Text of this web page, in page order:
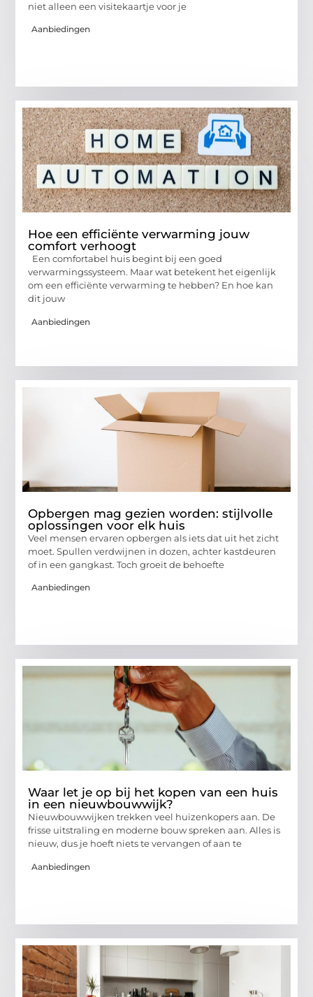
niet alleen een visitekaartje voor je
Aanbiedingen
Hoe een efficiënte verwarming jouw
comfort verhoogt
Een comfortabel huis begint bij een goed
verwarmingssysteem. Maar wat betekent het eigenlijk
om een efficiënte verwarming te hebben? En hoe kan
dit jouw
Aanbiedingen
Opbergen mag gezien worden: stijlvolle
oplossingen voor elk huis
Veel mensen ervaren opbergen als iets dat uit het zicht
moet. Spullen verdwijnen in dozen, achter kastdeuren
of in een gangkast. Toch groeit de behoefte
Aanbiedingen
Waar let je op bij het kopen van een huis
in een nieuwbouwwijk?
Nieuwbouwwijken trekken veel huizenkopers aan. De
frisse uitstraling en moderne bouw spreken aan. Alles is
nieuw, dus je hoeft niets te vervangen of aan te
Aanbiedingen